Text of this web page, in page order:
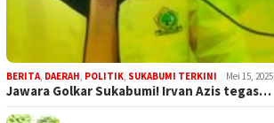
BERITA, DAERAH, POLITIK, SUKABUMI TERKINI Mei 15, 2025
Jawara Golkar Sukabumi! Irvan Azis tegas…